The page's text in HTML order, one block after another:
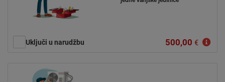
Uključi u narudžbu 500,00 €